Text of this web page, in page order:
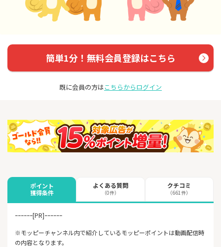
簡単1分！無料会員登録はこちら
既に会員の方はこちらからログイン
ポイント
獲得条件
よくある質問
（0件）
クチコミ
（661件）
ｰｰｰｰｰｰ[PR]ｰｰｰｰｰｰ
※モッピーチャンネル内で紹介しているモッピーポイントは動画配信時
の内容となります。